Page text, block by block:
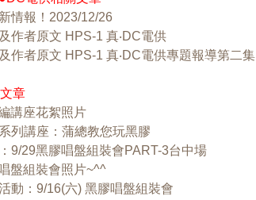
情報！2023/12/26
作者原文 HPS-1 真‧DC電供
作者原文 HPS-1 真‧DC電供專題報導第二集
章
講座花絮照片
列講座：蒲總教您玩黑膠
9/29黑膠唱盤組裝會PART-3台中場
盤組裝會照片~^^
動：9/16(六) 黑膠唱盤組裝會